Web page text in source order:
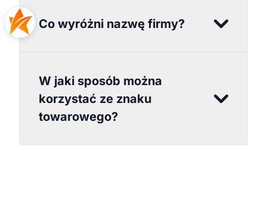
Co wyróżni nazwę firmy?
W jaki sposób można
korzystać ze znaku
towarowego?